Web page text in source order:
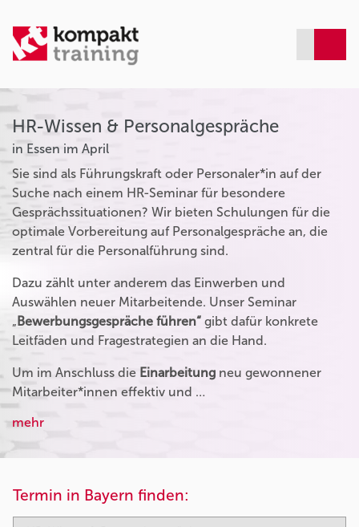
HR-Wissen & Personalgespräche
in Essen im April
Sie sind als Führungskraft oder Personaler*in auf der
Suche nach einem HR-Seminar für besondere
Gesprächssituationen? Wir bieten Schulungen für die
optimale Vorbereitung auf Personalgespräche an, die
zentral für die Personalführung sind.
Dazu zählt unter anderem das Einwerben und
Auswählen neuer Mitarbeitende. Unser Seminar
„Bewerbungsgespräche führen“ gibt dafür konkrete
Leitfäden und Fragestrategien an die Hand.
Um im Anschluss die Einarbeitung neu gewonnener
Mitarbeiter*innen effektiv und …
mehr
Termin in Bayern finden: